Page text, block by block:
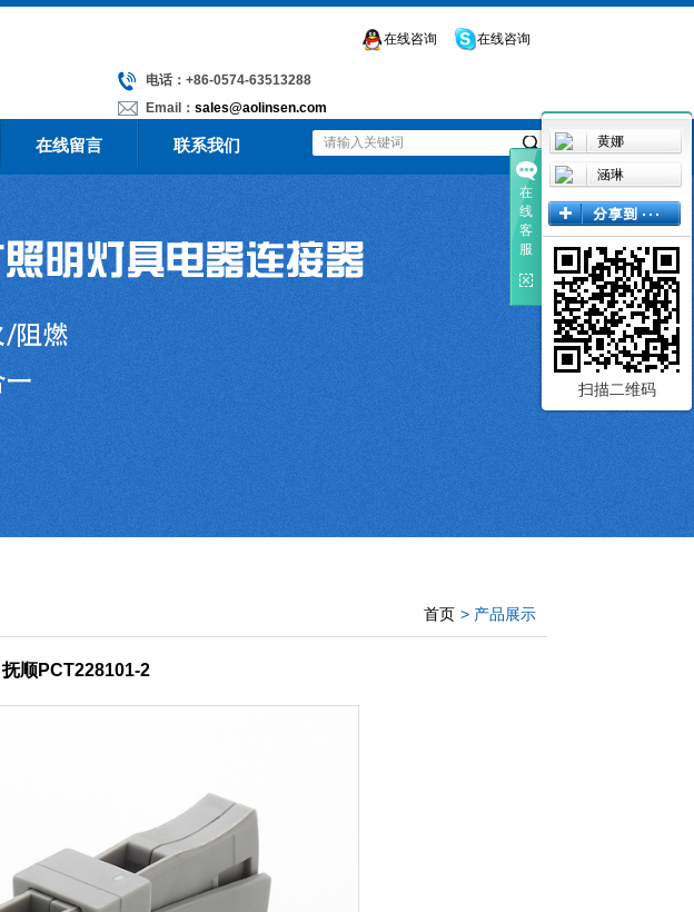
在线咨询 在线咨询
电话：+86-0574-63513288
Email： sales@aolinsen.com
在线留言 联系我们
首页 > 产品展示
抚顺PCT228101-2
在
线
客
服
黄娜
涵琳
扫描二维码